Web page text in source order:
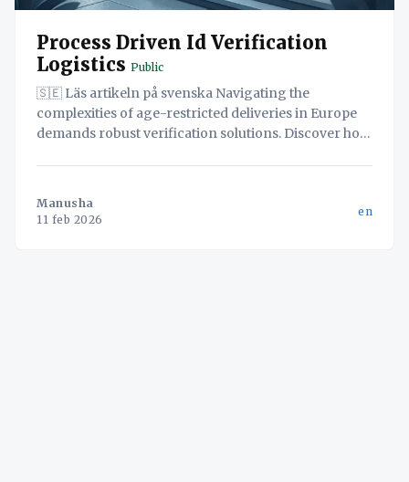
Process Driven Id Verification
Logistics Public
🇸🇪 Läs artikeln på svenska Navigating the
complexities of age-restricted deliveries in Europe
demands robust verification solutions. Discover how
immutable audit trail. This white paper explores how
Manusha
11 feb 2026
en